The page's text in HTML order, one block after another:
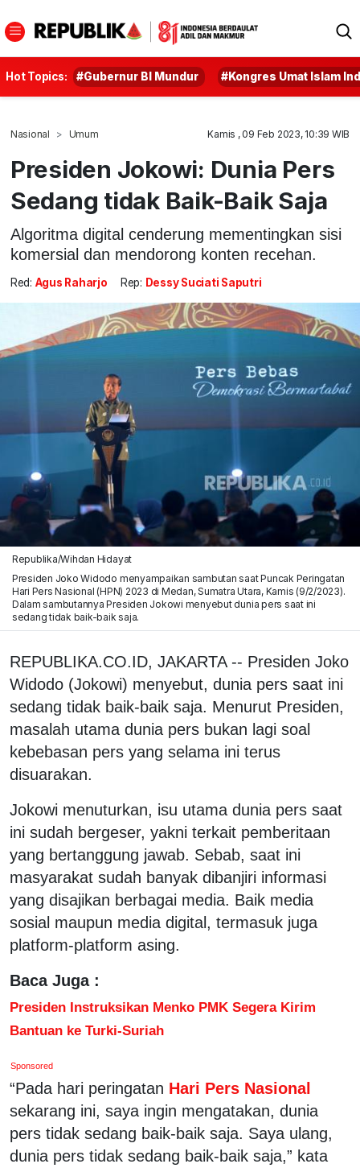
Hot Topics: #Gubernur BI Mundur #Kongres Umat Islam
Nasional Umum Kamis , 09 Feb 2023, 10:39 WIB
Presiden Jokowi: Dunia Pers
Sedang tidak Baik-Baik Saja
Algoritma digital cenderung mementingkan sisi
komersial dan mendorong konten recehan.
Red: Agus Raharjo Rep: Dessy Suciati Saputri
Republika/Wihdan Hidayat
Presiden Joko Widodo menyampaikan sambutan saat Puncak Peringatan
Hari Pers Nasional (HPN) 2023 di Medan, Sumatra Utara, Kamis (9/2/2023).
Dalam sambutannya Presiden Jokowi menyebut dunia pers saat ini
sedang tidak baik-baik saja.
REPUBLIKA.CO.ID, JAKARTA -- Presiden Joko
Widodo (Jokowi) menyebut, dunia pers saat ini
sedang tidak baik-baik saja. Menurut Presiden,
masalah utama dunia pers bukan lagi soal
kebebasan pers yang selama ini terus
disuarakan.
Jokowi menuturkan, isu utama dunia pers saat
ini sudah bergeser, yakni terkait pemberitaan
yang bertanggung jawab. Sebab, saat ini
masyarakat sudah banyak dibanjiri informasi
yang disajikan berbagai media. Baik media
sosial maupun media digital, termasuk juga
platform-platform asing.
Baca Juga :
Presiden Instruksikan Menko PMK Segera Kirim
Bantuan ke Turki-Suriah
Sponsored
“Pada hari peringatan Hari Pers Nasional
sekarang ini, saya ingin mengatakan, dunia
pers tidak sedang baik-baik saja. Saya ulang,
dunia pers tidak sedang baik-baik saja,” kata